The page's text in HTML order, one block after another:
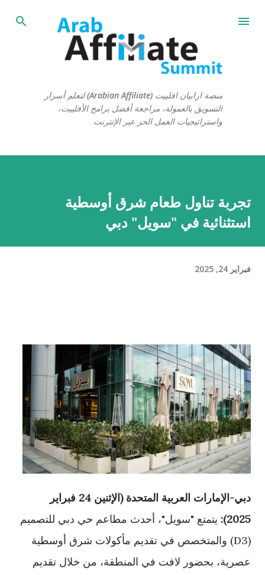
التخطي إلى المحتوى الرئيسي
منصة ارابيان افلييت (Arabian Affiliate) لتعلم أسرار
التسويق بالعمولة، مراجعة أفضل برامج الأفلييت،
واستراتيجيات العمل الحر عبر الإنترنت
تجربة تناول طعام شرق أوسطية
استثنائية في "سويل" دبي
فبراير 24, 2025
دبي-الإمارات العربية المتحدة (الإثنين 24 فبراير
2025):
يتمتع "سويل"، أحدث مطاعم حي دبي للتصميم
(D3) والمتخصص في تقديم مأكولات شرق أوسطية
عصرية، بحضور لافت في المنطقة، من خلال تقديم